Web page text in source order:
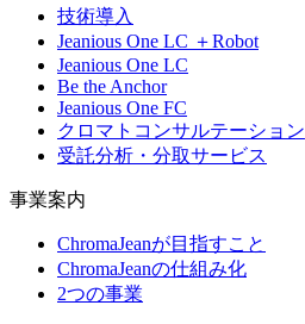
技術導入
Jeanious One LC ＋Robot
Jeanious One LC
Be the Anchor
Jeanious One FC
クロマトコンサルテーション
受託分析・分取サービス
事業案内
ChromaJeanが目指すこと
ChromaJeanの仕組み化
2つの事業